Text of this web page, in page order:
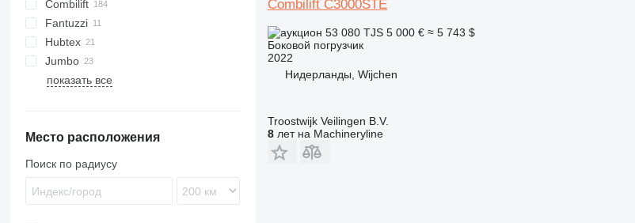
DFQ
DX
EMS
EVS
GS
Combilift
C-Series
Fantuzzi
SF
Hubtex
DQ
MQ
Jumbo
JDQ
DCG
BOSS
K-series
LG
Compact
показать все
Место расположения
Поиск по радиусу
Combilift C3000STE
53 080 TJS 5 000 € ≈ 5 743 $
Боковой погрузчик
2022
Нидерланды, Wijchen
Troostwijk Veilingen B.V.
8лет на Machineryline